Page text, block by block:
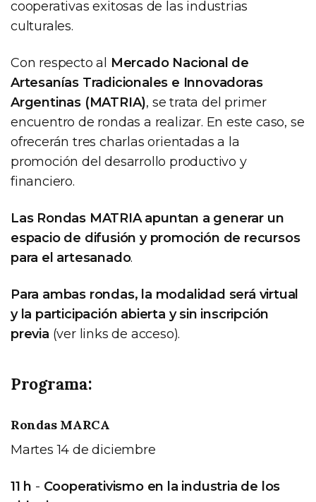
cooperativas exitosas de las industrias
culturales.
Con respecto al Mercado Nacional de
Artesanías Tradicionales e Innovadoras
Argentinas (MATRIA), se trata del primer
encuentro de rondas a realizar. En este caso, se
ofrecerán tres charlas orientadas a la
promoción del desarrollo productivo y
financiero.
Las Rondas MATRIA apuntan a generar un
espacio de difusión y promoción de recursos
para el artesanado.
Para ambas rondas, la modalidad será virtual
y la participación abierta y sin inscripción
previa (ver links de acceso).
Programa:
Rondas MARCA
Martes 14 de diciembre
11 h - Cooperativismo en la industria de los